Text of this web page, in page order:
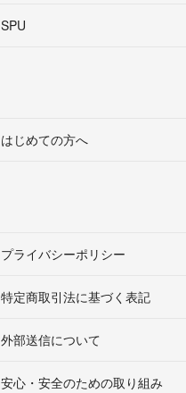
SPU
はじめての方へ
プライバシーポリシー
特定商取引法に基づく表記
外部送信について
安心・安全のための取り組み